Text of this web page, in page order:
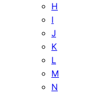
H
I
J
K
L
M
N